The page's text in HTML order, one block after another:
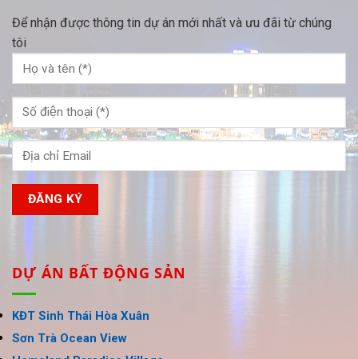
Để nhận được thông tin dự án mới nhất và ưu đãi từ chúng
tôi
DỰ ÁN BẤT ĐỘNG SẢN
KĐT Sinh Thái Hòa Xuân
Sơn Trà Ocean View